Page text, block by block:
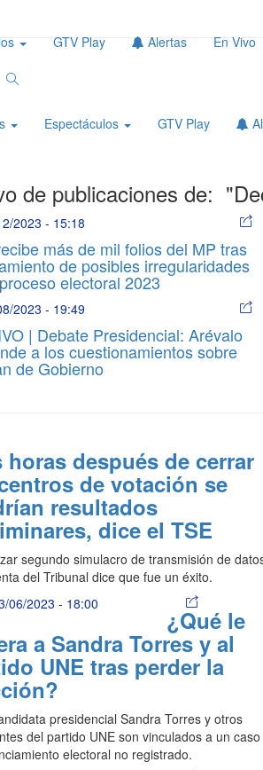
GTV Play Alertas En Vivo
Espectáculos GTV Play
de publicaciones de:
2023 - 15:18
más de mil folios del MP tras
de posibles irregularidades
electoral 2023
2023 - 19:49
| Debate Presidencial: Arévalo
a los cuestionamientos sobre
de Gobierno
horas después de cerrar
de votación se
resultados
dice el TSE
segundo simulacro de transmisión de
del Tribunal dice que fue un éxito.
06/2023 - 18:00
¿Qué le
a Sandra Torres y al
UNE tras perder la
presidencial Sandra Torres y otros
del partido UNE son vinculados a un caso
electoral no registrado.